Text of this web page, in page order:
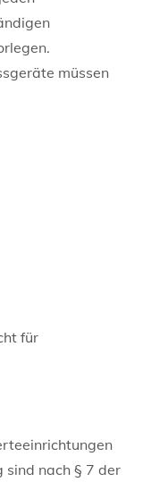
müssen
für
sind nach § 7 der